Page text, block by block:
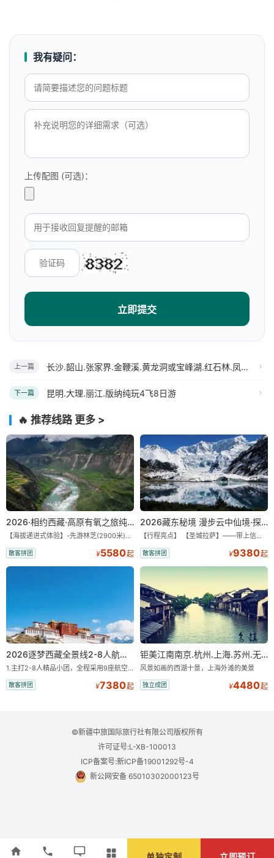
我有疑问：
上传配图 (可选)：
立即提交
上一篇 长沙.韶山.张家界.金鞭溪.黄龙洞或宝峰湖.红石林.凤凰古城+ 桂林.漓江全景.阳朔.象鼻山.古东瀑布四飞10日游
下一篇 昆明.大理.丽江.版纳纯玩4飞8日游
🔥 推荐线路 更多 >
2026·相约西藏·高原有氧之旅纯玩9/11日游
【海拔递进式体验】-先游林芝(2900米)再访拉萨(3650米)，亲测 99%游客零高反 。 【贴心保障】-全程配备便携式制氧机，高反根本不是事儿 ！ 【无人机航拍】-雪山/圣湖/峡谷/古寺民俗深度串联，「随车航拍」大片呈现 。 【特色美食】-石锅鸡热腾腾的烟火气，当地特色烤羊宴，欢快的篝火歌舞 。 【沉浸式体验】-赠送藏装旅拍，夜游布达拉宫，让旅程成为有温度的记忆 。 【绝美风光】-醉美318穿越云端，林芝秘境藏地江南，羊卓雍措上帝打翻的调色盘 。
散客拼团 ¥5580起
2026藏东秘境 漫步云中仙境·探秘世外桃源·纯玩11/13日
【行程亮点】 【圣城拉萨】——带上信心与信仰去西藏，行吟拉萨，感受这座城与生俱来的与众不同！ 【布达拉宫】——集宫殿城堡寺院于一体的宏伟建筑，是西藏最完整的古代宫堡建筑群！ 【巴松措】——西藏首个自然风景类国家5A级旅游风景区 【鲁朗小镇】——藏语龙王谷，神仙居住的地方 【米堆冰川】——中国三大海洋冰川之一 【然乌湖】——静谧然乌，它的静和蓝远近闻名！ 【莲花秘境墨脱】——隐藏的莲花、云里雾里，雪山之下，被称为“中国最后一个世外桃源”。 【雅鲁藏布大峡谷】——世界最深最长的河流峡谷，地球上“最后的秘境”，“最美的伤痕”！ 【索松村】——索松村位于西藏林芝地区，是一个被誉为“藏地最美村庄”的地方！ 【南迦巴瓦峰】——南迦巴瓦峰用“长矛直刺苍穹”形容它，尤其它的日落金山，气吞山河 【特别赠送】——藏装写真、哈达礼遇、缓解高反 便携式氧气1瓶/人
散客拼团 ¥9380起
2026逐梦西藏全景线2-8人航空座椅小团
1.主打2-8人精品小团，全程采用9座航空座椅车型（360度环抱式座舱），提供VIP级别的舒适出行体验 。供氧保障： 2.全程入住舒适型含氧酒店（低海拔的索松村和林芝除外），并贴心赠送3L氧气和大衣，极大缓解游客的高原反应焦虑 。 3.不走回头路：路线经过精心策划，全程不走回头路，主打深度边境游，随走随停 。 深度纯玩：主打“深度纯玩·精华景点”，把时间全部留给心中的震撼与眼中的美景 。 最长国道：打卡中国最长国道219，畅游珠峰东坡 。
散客拼团 ¥7380起
钜美江南南京.杭州.上海.苏州.无锡+双水乡“乌镇.西塘”双飞8日游【一价全含零自费】
风景如画的西湖十景，上海外滩的美景
独立成团 ¥4480起
©新疆中旅国际旅行社有限公司版权所有
许可证号:L-XB-100013
ICP备案号:新ICP备19001292号-4
新公网安备 65010302000123号